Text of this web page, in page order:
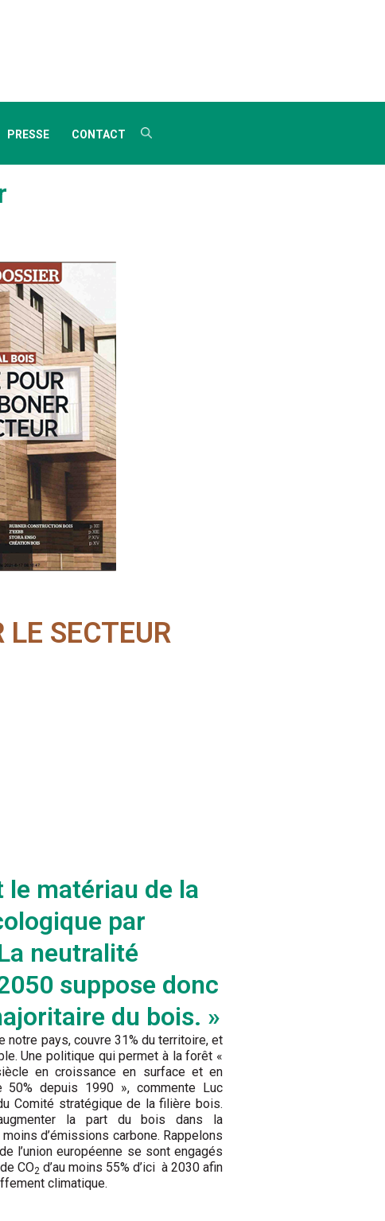
PRESSE CONTACT
LE SECTEUR
le matériau de la
par
neutralité
suppose donc
du bois. »
notre pays, couvre 31% du territoire, et
Une politique qui permet à la forêt «
en croissance en surface et en
depuis 1990 », commente Luc
Comité stratégique de la filière bois.
la part du bois dans la
d’émissions carbone. Rappelons
l’union européenne se sont engagés
CO2 d’au moins 55% d’ici à 2030 afin
climatique.